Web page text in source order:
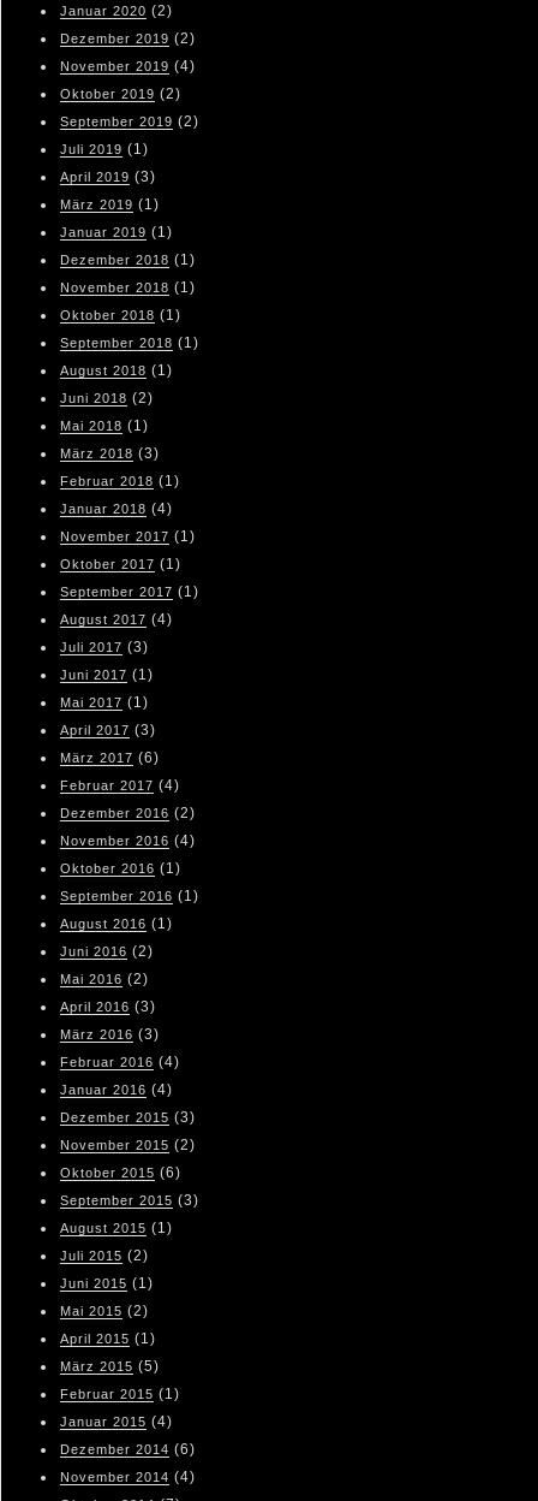
Januar 2020 (2)
Dezember 2019 (2)
November 2019 (4)
Oktober 2019 (2)
September 2019 (2)
Juli 2019 (1)
April 2019 (3)
März 2019 (1)
Januar 2019 (1)
Dezember 2018 (1)
November 2018 (1)
Oktober 2018 (1)
September 2018 (1)
August 2018 (1)
Juni 2018 (2)
Mai 2018 (1)
März 2018 (3)
Februar 2018 (1)
Januar 2018 (4)
November 2017 (1)
Oktober 2017 (1)
September 2017 (1)
August 2017 (4)
Juli 2017 (3)
Juni 2017 (1)
Mai 2017 (1)
April 2017 (3)
März 2017 (6)
Februar 2017 (4)
Dezember 2016 (2)
November 2016 (4)
Oktober 2016 (1)
September 2016 (1)
August 2016 (1)
Juni 2016 (2)
Mai 2016 (2)
April 2016 (3)
März 2016 (3)
Februar 2016 (4)
Januar 2016 (4)
Dezember 2015 (3)
November 2015 (2)
Oktober 2015 (6)
September 2015 (3)
August 2015 (1)
Juli 2015 (2)
Juni 2015 (1)
Mai 2015 (2)
April 2015 (1)
März 2015 (5)
Februar 2015 (1)
Januar 2015 (4)
Dezember 2014 (6)
November 2014 (4)